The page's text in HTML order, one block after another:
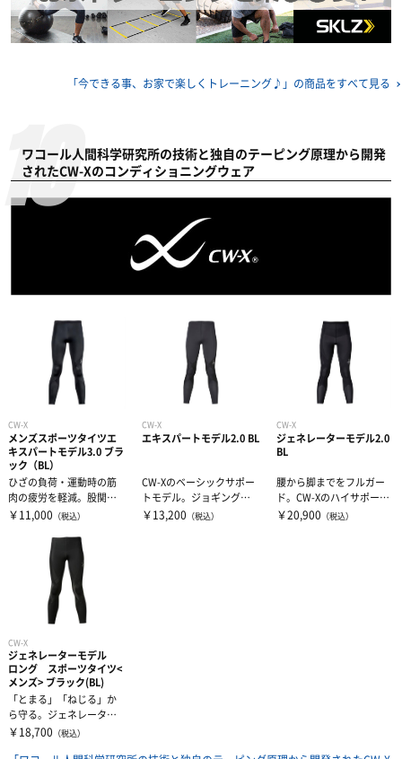
「今できる事、お家で楽しくトレーニング♪」の商品をすべて見る
ワコール人間科学研究所の技術と独自のテーピング原理から開発
されたCW-Xのコンディショニングウェア
CW-X
メンズスポーツタイツエ
キスパートモデル3.0 ブラ
ック（BL）
ひざの負荷・運動時の筋
肉の疲労を軽減。股関
節・ひざサポートEXPERT
￥11,000 （税込）
CW-X
エキスパートモデル2.0 BL
CW-Xのベーシックサポー
トモデル。ジョギング・
ウォーキング等、ひざに
￥13,200 （税込）
CW-X
ジェネレーターモデル2.0
BL
腰から脚までをフルガー
ド。CW-Xのハイサポート
モデル。マラソン・球
￥20,900 （税込）
CW-X
ジェネレーターモデル
ロング スポーツタイツ<
メンズ> ブラック(BL)
「とまる」「ねじる」か
ら守る。ジェネレーター
モデル。ひざ・腰・股関
￥18,700 （税込）